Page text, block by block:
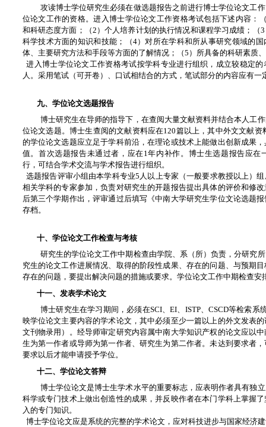
攻读博士学位研究生必须在做选题报告之前进行博士学位论文工
位论文工作的资格。进入博士学位论文工作资格考试包括下述内容：
和科研态度方面；（2）个人培养计划的执行情况和课程学习成绩；（
科学技术方面的知识和技能；（4）对所在学科和所从事研究领域的
体、主要研究方法和手段等方面的了解情况；（5）所具备的科研素质
进入博士学位论文工作资格考试按学科专业进行组织，成立较稳定
人。采用笔试（可开卷）、口试相结合的方式，笔试部分的内容应有一
九、学位论文选题报告
博士研究生在导师的指导下，在查阅大量文献资料并结合本人工
位论文选题。博士生查阅的文献资料应在120篇以上，其中外文文献资
的学位论文选题应立足于学科前沿，在理论或技术上能做出创新成果
值。首次选题报告未通过者，应在1年内补作。博士生选题报告应在
行，可结合学术交流与学术报告进行组织。
选题报告评审小组由本学科专业5人以上专家（一般要求教授以上）
相关学科的专家参加，负责对研究生的开题报告提出具体的评价和修
后第三个学期作出，评审通过后填写《中南大学研究生学位文论选题
存档。
十、学位论文工作检查与考核
研究生的学位论文工作中期检查由学院、系（所）负责，分研究
究生的论文工作进展情况、取得的阶段性成果、存在的问题、与预期
存在的问题，要提出解决问题的措施或要求。学位论文工作中期检查安
十一、发表学术论文
博士研究生在学习期间，必须在SCI、EI、ISTP、CSCD等检索系
映学位论文主要内容的学术论文，其中必须至少一篇以上的外文发表
文刊物录用）。经导师审定研究内容属中南大学知识产权的论文应以
生为第一作者或导师为第一作者、研究生为第二作者。未达到要求者
要求以后才能申请授予学位。
十二、学位论文答辩
博士学位论文是博士生学术水平的重要标志，应表明作者具有独
科学或专门技术上做出创造性的成果，并反映作者在本门学科上掌握
入的专门知识。
博士学位论文应是系统的完整的学术论文，应对科技进步与国家经济